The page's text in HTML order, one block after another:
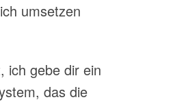
umsetzen
ich gebe dir ein
das die